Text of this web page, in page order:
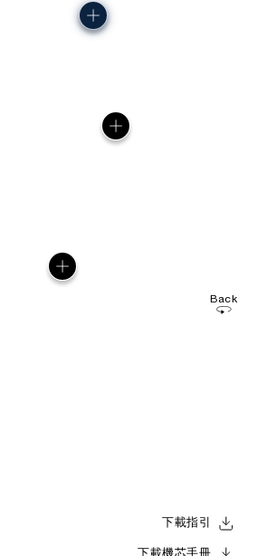
Back
下載指引
下載機芯手冊